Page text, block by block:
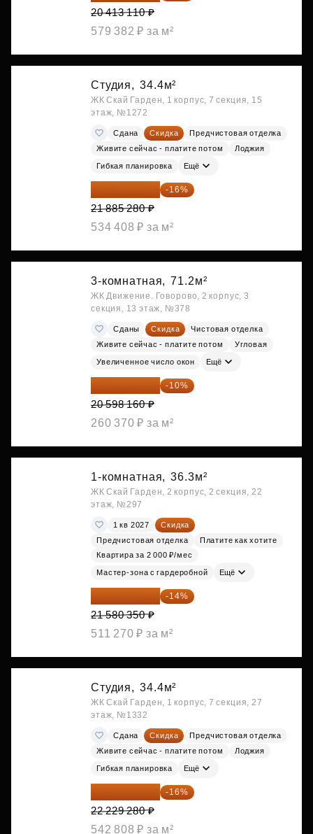
20 413 110 ₽
579 382 ₽ за м²
Студия, 34.4м²
ЖК Скай Гарден, 1 корпус, 7 секция, 15
этаж, №1272
Сдана Скидка
Предчистовая отделка
Живите сейчас - платите потом
Лоджия
Гибкая планировка Ещё
18 383 635 ₽ -16%
21 885 280 ₽
534 408 ₽ за м²
3-комнатная, 71.2м²
ЖК Движение. Говорово, 2 корпус, 3
секция, 13 этаж, №378
Сданы Скидка
Чистовая отделка
Живите сейчас - платите потом
Угловая
Увеличенное число окон Ещё
18 538 344 ₽ -10%
20 598 160 ₽
260 370 ₽ за м²
1-комнатная, 36.3м²
ЖК Скай Гарден, 2 корпус, 2 секция, 22
этаж, №297
1 кв 2027
Скидка
Предчистовая отделка
Платите как хотите
Квартира за 2 000 ₽/мес
Мастер-зона с гардеробной Ещё
18 559 101 ₽ -14%
21 580 350 ₽
511 270 ₽ за м²
Студия, 34.4м²
ЖК Скай Гарден, 1 корпус, 7 секция, 27
этаж, №1332
Сдана Скидка
Предчистовая отделка
Живите сейчас - платите потом
Лоджия
Гибкая планировка Ещё
18 672 595 ₽ -16%
22 229 280 ₽
542 808 ₽ за м²